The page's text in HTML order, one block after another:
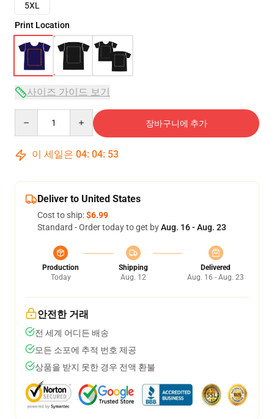
5XL
Print Location
사이즈 가이드 보기
장바구니에 추가
이 세일은 04: 04: 53
Deliver to United States
Cost to ship:$6.99
Standard - Order today to get byAug. 16 - Aug. 23
Production
Today
Shipping
Aug. 12
Delivered
Aug. 16 - Aug. 23
안전한 거래
전 세계 어디든 배송
모든 소포에 추적 번호 제공
상품을 받지 못한 경우 전액 환불